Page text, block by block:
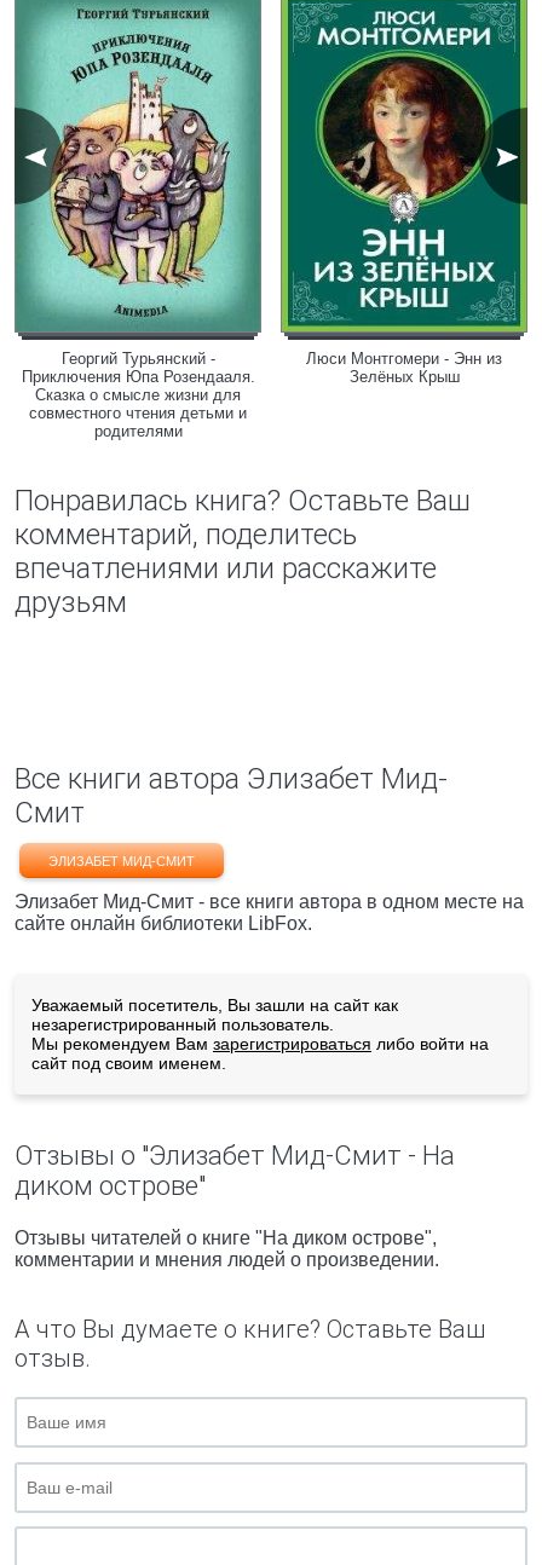
Георгий Турьянский -
Приключения Юпа Розендааля.
Сказка о смысле жизни для
совместного чтения детьми и
родителями
Люси Монтгомери - Энн из
Зелёных Крыш
Понравилась книга? Оставьте Ваш
комментарий, поделитесь
впечатлениями или расскажите
друзьям
Все книги автора Элизабет Мид-
Смит
ЭЛИЗАБЕТ МИД-СМИТ
Элизабет Мид-Смит - все книги автора в одном месте на
сайте онлайн библиотеки LibFox.
Уважаемый посетитель, Вы зашли на сайт как
незарегистрированный пользователь.
Мы рекомендуем Вам зарегистрироваться либо войти на
сайт под своим именем.
Отзывы о "Элизабет Мид-Смит - На
диком острове"
Отзывы читателей о книге "На диком острове",
комментарии и мнения людей о произведении.
А что Вы думаете о книге? Оставьте Ваш
отзыв.